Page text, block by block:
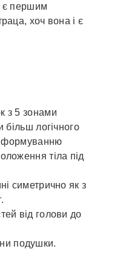
є першим
хоч вона і є
з 5 зонами
більш логічного
формуванню
тіла під
симетрично як з
від голови до
подушки.